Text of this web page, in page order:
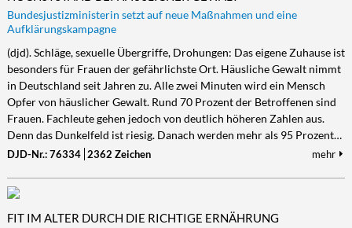
Bundesjustizministerin setzt auf neue Maßnahmen und eine
Aufklärungskampagne
(djd). Schläge, sexuelle Übergriffe, Drohungen: Das eigene Zuhause ist
besonders für Frauen der gefährlichste Ort. Häusliche Gewalt nimmt
in Deutschland seit Jahren zu. Alle zwei Minuten wird ein Mensch
Opfer von häuslicher Gewalt. Rund 70 Prozent der Betroffenen sind
Frauen. Fachleute gehen jedoch von deutlich höheren Zahlen aus.
Denn das Dunkelfeld ist riesig. Danach werden mehr als 95 Prozent…
DJD-Nr.: 76334 2362 Zeichen mehr
FIT IM ALTER DURCH DIE RICHTIGE ERNÄHRUNG